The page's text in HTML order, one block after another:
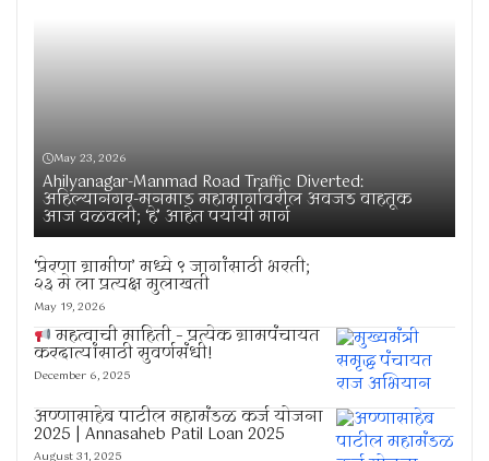
May 23, 2026
Ahilyanagar-Manmad Road Traffic Diverted:
अहिल्यानगर-मनमाड महामार्गावरील अवजड वाहतूक
आज वळवली; ‘हे’ आहेत पर्यायी मार्ग
‘प्रेरणा ग्रामीण’ मध्ये ९ जागांसाठी भरती;
२३ मे ला प्रत्यक्ष मुलाखती
May 19, 2026
महत्वाची माहिती – प्रत्येक ग्रामपंचायत
करदात्यांसाठी सुवर्णसंधी!
December 6, 2025
अण्णासाहेब पाटील महामंडळ कर्ज योजना
2025 | Annasaheb Patil Loan 2025
August 31, 2025